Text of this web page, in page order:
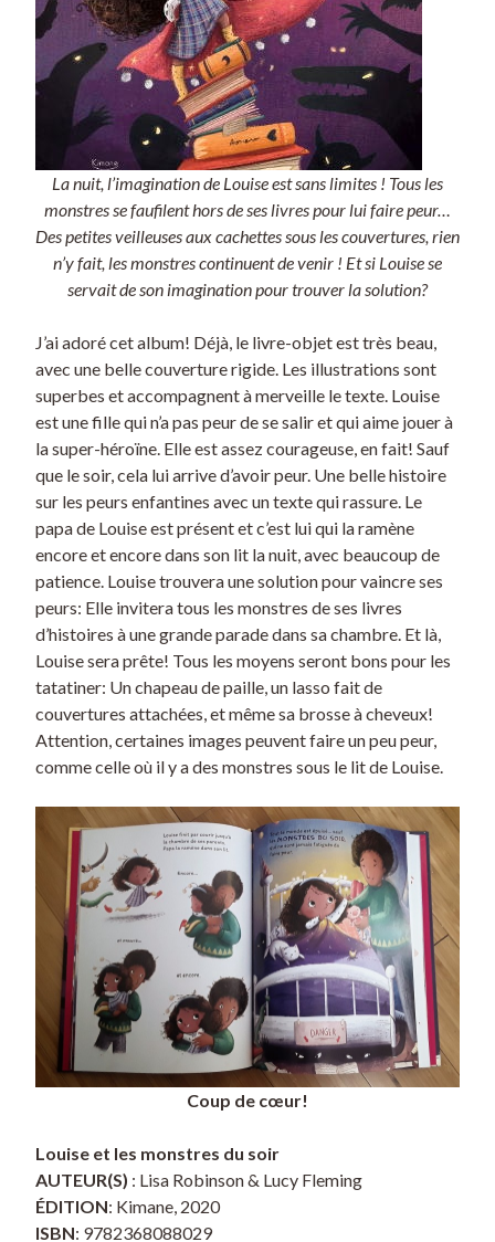
La nuit, l’imagination de Louise est sans limites ! Tous les
monstres se faufilent hors de ses livres pour lui faire peur…
Des petites veilleuses aux cachettes sous les couvertures, rien
n’y fait, les monstres continuent de venir ! Et si Louise se
servait de son imagination pour trouver la solution?
J’ai adoré cet album! Déjà, le livre-objet est très beau,
avec une belle couverture rigide. Les illustrations sont
superbes et accompagnent à merveille le texte. Louise
est une fille qui n’a pas peur de se salir et qui aime jouer à
la super-héroïne. Elle est assez courageuse, en fait! Sauf
que le soir, cela lui arrive d’avoir peur. Une belle histoire
sur les peurs enfantines avec un texte qui rassure. Le
papa de Louise est présent et c’est lui qui la ramène
encore et encore dans son lit la nuit, avec beaucoup de
patience. Louise trouvera une solution pour vaincre ses
peurs: Elle invitera tous les monstres de ses livres
d’histoires à une grande parade dans sa chambre. Et là,
Louise sera prête! Tous les moyens seront bons pour les
tatatiner: Un chapeau de paille, un lasso fait de
couvertures attachées, et même sa brosse à cheveux!
Attention, certaines images peuvent faire un peu peur,
comme celle où il y a des monstres sous le lit de Louise.
Coup de cœur!
Louise et les monstres du soir
AUTEUR(S) : Lisa Robinson & Lucy Fleming
ÉDITION: Kimane, 2020
ISBN: 9782368088029